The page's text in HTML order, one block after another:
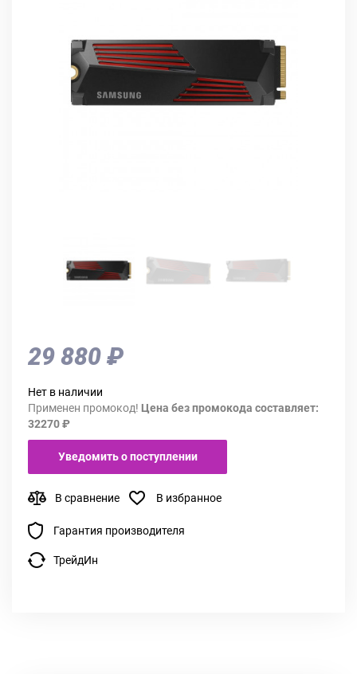
29 880 ₽
Нет в наличии
Применен промокод! Цена без промокода составляет:
32270 ₽
Уведомить о поступлении
В сравнение В избранное
Гарантия производителя
ТрейдИн